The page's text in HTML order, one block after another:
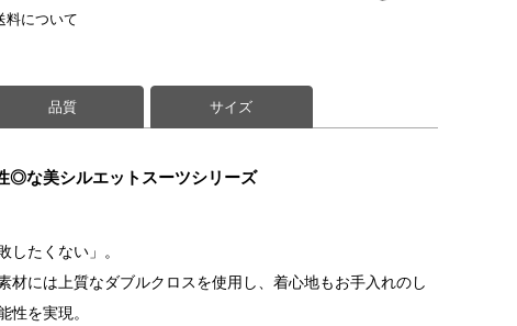
料について
品質 サイズ
な美シルエットスーツシリーズ
したくない」。
材には上質なダブルクロスを使用し、着心地もお手入れのし
性を実現。